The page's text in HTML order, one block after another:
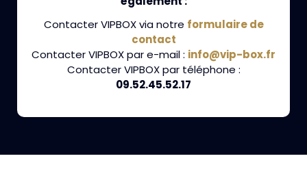
Contacter VIPBOX via notre formulaire de
contact
Contacter VIPBOX par e-mail : info@vip-box.fr
Contacter VIPBOX par téléphone :
09.52.45.52.17